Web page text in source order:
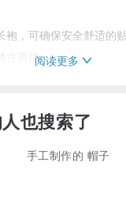
袍，可确保安全舒适的
在原位。
制成，确保透气性和耐
阅读更多
也搜索了
手工制作的 帽子